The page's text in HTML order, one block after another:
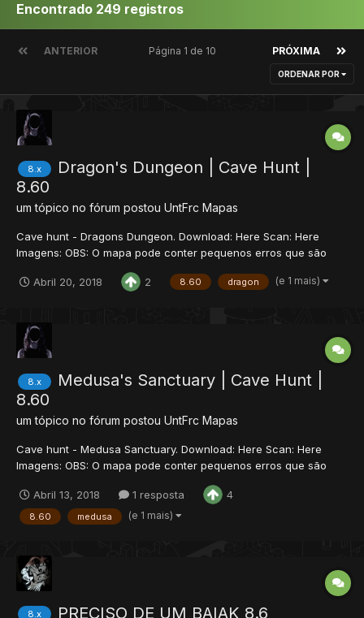
Encontrado 249 registros
ANTERIOR PRÓXIMA
Página 1 de 10
ORDENAR POR
8.x
Dragon's Dungeon | Cave Hunt |
8.60
um tópico no fórum postou UntFrc Mapas
Cave hunt - Dragons Dungeon. Download: Here Scan: Here
Imagens: OBS: O mapa pode conter pequenos erros que são
Abril 20, 2018
2 8.60 dragon (e 1 mais)
8.x
Medusa's Sanctuary | Cave Hunt |
8.60
um tópico no fórum postou UntFrc Mapas
Cave hunt - Medusa Sanctuary. Download: Here Scan: Here
Imagens: OBS: O mapa pode conter pequenos erros que são
imperceptíveis no map editor mas visíveis in-game.
Abril 13, 2018
1 resposta 4
8.60 medusa (e 1 mais)
8.x PRECISO DE UM BAIAK 8.6